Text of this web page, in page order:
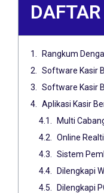
Rangkum
Software Kasir
Software Kasir
Aplikasi Kasir
Multi
Online
Sistem
Dilengkapi
Dilengkapi